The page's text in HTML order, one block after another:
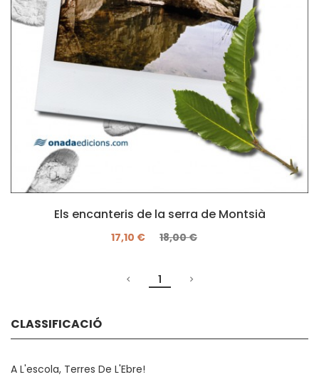
CLASSIFICACIÓ
A L'escola, Terres De L'Ebre!
Els encanteris de la serra de Montsià
17,10 € 18,00 €
1